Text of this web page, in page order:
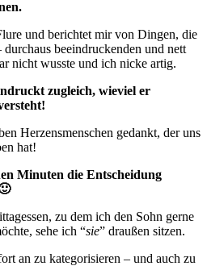
und berichtet mir von Dingen, die
beeindruckenden und nett
nicht wusste und ich nicke artig.
zugleich, wieviel er
Herzensmenschen gedankt, der uns
hat!
Minuten die Entscheidung
zu dem ich den Sohn gerne
sehe ich “sie” draußen sitzen.
an zu kategorisieren – und auch zu